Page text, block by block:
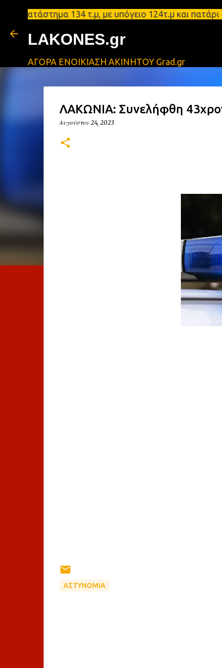
134 τ.μ, με υπόγειο 124τ.μ και
LAKONES.gr
ΑΓΟΡΑ ΕΝΟΙΚΙΑΣΗ ΑΚΙΝΗΤΟΥ Grad.gr
ΛΑΚΩΝΙΑ: Συνελήφθη
Αυγούστου 24, 2023
ΑΣΤΥΝΟΜΙΑ